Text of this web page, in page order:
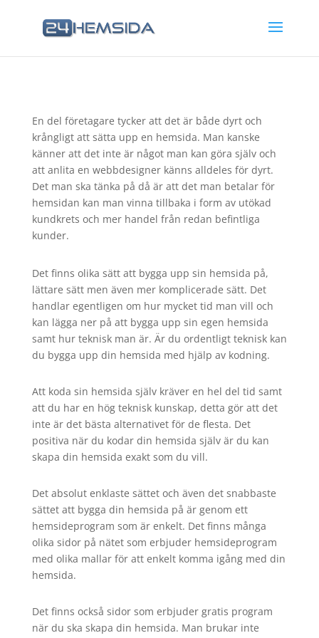
En del företagare tycker att det är både dyrt och
krångligt att sätta upp en hemsida. Man kanske
känner att det inte är något man kan göra själv och
att anlita en webbdesigner känns alldeles för dyrt.
Det man ska tänka på då är att det man betalar för
hemsidan kan man vinna tillbaka i form av utökad
kundkrets och mer handel från redan befintliga
kunder.
Det finns olika sätt att bygga upp sin hemsida på,
lättare sätt men även mer komplicerade sätt. Det
handlar egentligen om hur mycket tid man vill och
kan lägga ner på att bygga upp sin egen hemsida
samt hur teknisk man är. Är du ordentligt teknisk kan
du bygga upp din hemsida med hjälp av kodning.
Att koda sin hemsida själv kräver en hel del tid samt
att du har en hög teknisk kunskap, detta gör att det
inte är det bästa alternativet för de flesta. Det
positiva när du kodar din hemsida själv är du kan
skapa din hemsida exakt som du vill.
Det absolut enklaste sättet och även det snabbaste
sättet att bygga din hemsida på är genom ett
hemsideprogram som är enkelt. Det finns många
olika sidor på nätet som erbjuder hemsideprogram
med olika mallar för att enkelt komma igång med din
hemsida.
Det finns också sidor som erbjuder gratis program
när du ska skapa din hemsida. Man brukar inte